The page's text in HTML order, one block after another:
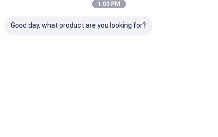
1:03 PM
Good day, what product are you looking for?